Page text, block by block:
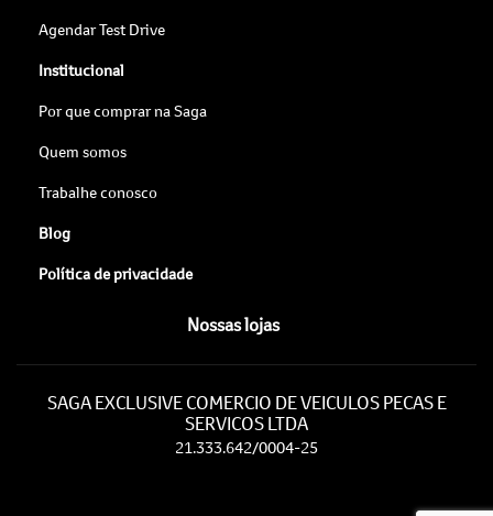
Agendar Test Drive
Institucional
Por que comprar na Saga
Quem somos
Trabalhe conosco
Blog
Política de privacidade
Nossas lojas
SAGA EXCLUSIVE COMERCIO DE VEICULOS PECAS E
SERVICOS LTDA
21.333.642/0004-25